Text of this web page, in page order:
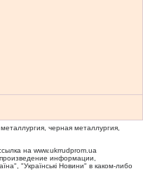
черная металлургия,
на www.ukrrudprom.ua
информации,
"Українськi Новини" в каком-либо